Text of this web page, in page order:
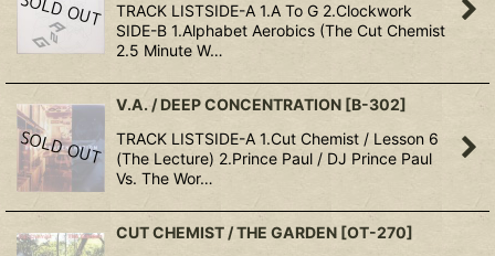
TRACK LISTSIDE-A 1.A To G 2.Clockwork
SIDE-B 1.Alphabet Aerobics (The Cut Chemist
2.5 Minute W…
V.A. / DEEP CONCENTRATION [B-302]
TRACK LISTSIDE-A 1.Cut Chemist / Lesson 6
(The Lecture) 2.Prince Paul / DJ Prince Paul
Vs. The Wor…
CUT CHEMIST / THE GARDEN [OT-270]